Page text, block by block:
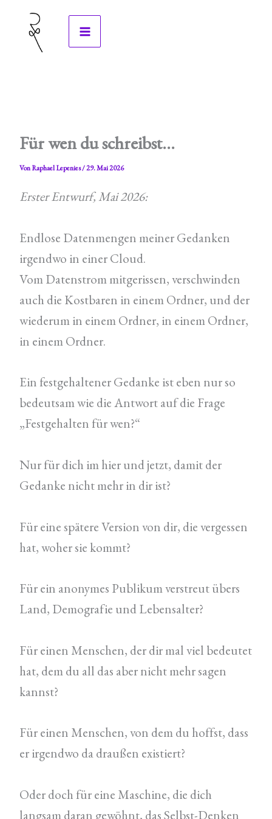
Inhalt
springen
Für wen du schreibst…
VonRaphael Lepenies/29. Mai 2026
Erster Entwurf, Mai 2026:
Endlose Datenmengen meiner Gedanken
irgendwo in einer Cloud.
Vom Datenstrom mitgerissen, verschwinden
auch die Kostbaren in einem Ordner, und der
wiederum in einem Ordner, in einem Ordner,
in einem Ordner.
Ein festgehaltener Gedanke ist eben nur so
bedeutsam wie die Antwort auf die Frage
„Festgehalten für wen?“
Nur für dich im hier und jetzt, damit der
Gedanke nicht mehr in dir ist?
Für eine spätere Version von dir, die vergessen
hat, woher sie kommt?
Für ein anonymes Publikum verstreut übers
Land, Demografie und Lebensalter?
Für einen Menschen, der dir mal viel bedeutet
hat, dem du all das aber nicht mehr sagen
kannst?
Für einen Menschen, von dem du hoffst, dass
er irgendwo da draußen existiert?
Oder doch für eine Maschine, die dich
langsam daran gewöhnt, das Selbst-Denken